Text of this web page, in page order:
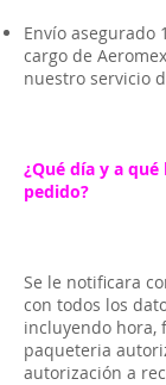
Envío asegurado
cargo de
nuestro servicio
¿Qué día y a
pedido?
Se le notificara
con todos los
incluyendo hora,
paqueteria
autorización a